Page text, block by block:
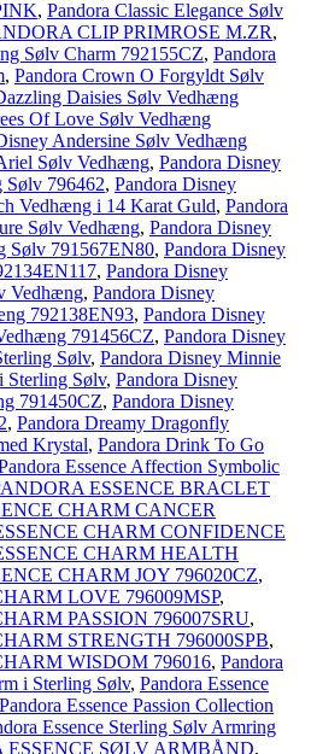
, Pandora Classic Elegance Sølv
CLIP PRIMROSE M.ZR,
Sølv Charm 792155CZ, Pandora
, Pandora Crown O Forgyldt Sølv
Daisies Sølv Vedhæng
Of Love Sølv Vedhæng
Andersine Sølv Vedhæng
Sølv Vedhæng, Pandora Disney
Sølv 796462, Pandora Disney
Vedhæng i 14 Karat Guld, Pandora
Sølv Vedhæng, Pandora Disney
Sølv 791567EN80, Pandora Disney
, Pandora Disney
Vedhæng, Pandora Disney
792138EN93, Pandora Disney
791456CZ, Pandora Disney
Sølv, Pandora Disney Minnie
Sølv, Pandora Disney
791450CZ, Pandora Disney
, Pandora Dreamy Dragonfly
Krystal, Pandora Drink To Go
Essence Affection Symbolic
ESSENCE BRACLET
CHARM CANCER
CHARM CONFIDENCE
CHARM HEALTH
CHARM JOY 796020CZ,
LOVE 796009MSP,
PASSION 796007SRU,
STRENGTH 796000SPB,
WISDOM 796016, Pandora
i Sterling Sølv, Pandora Essence
Pandora Essence Passion Collection
Essence Sterling Sølv Armring
ESSENCE SØLV ARMBÅND,